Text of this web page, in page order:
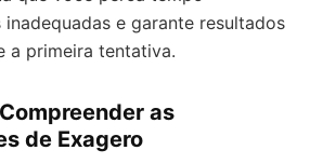
e garante resultados
a primeira tentativa.
as
de Exagero